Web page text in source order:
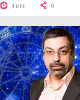
4 мин 0